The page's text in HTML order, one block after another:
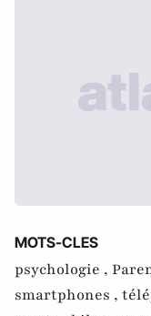
MOTS-CLES
psychologie ,
smartphones ,